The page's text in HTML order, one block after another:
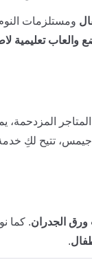
ومستلزمات
والعاب تعليمية
المزدحمة،
تتيح لكِ
الجدران. كما
.